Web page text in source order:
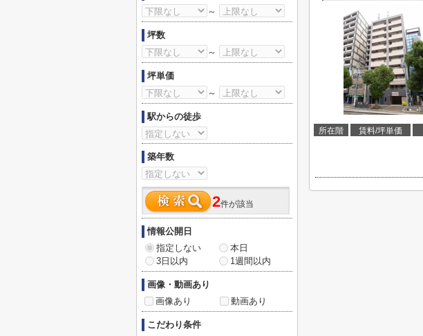
所在階 賃料/坪単価
～
坪数
～
坪単価
～
駅からの徒歩
築年数
2件が該当
情報公開日
指定しない
本日
3日以内
1週間以内
画像・動画あり
画像あり
動画あり
こだわり条件